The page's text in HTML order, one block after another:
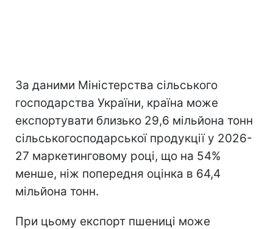
За даними Міністерства сільського
господарства України, країна може
експортувати близько 29,6 мільйона тонн
сільськогосподарської продукції у 2026-
27 маркетинговому році, що на 54%
менше, ніж попередня оцінка в 64,4
мільйона тонн.
При цьому експорт пшениці може